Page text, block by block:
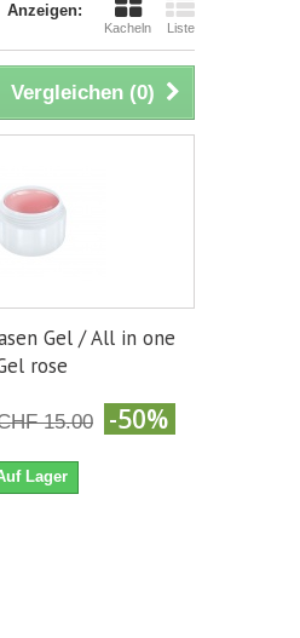
Anzeigen:
Kacheln Liste
Vergleichen (0)
Gel / All in one
rose
15.00 -50%
Lager